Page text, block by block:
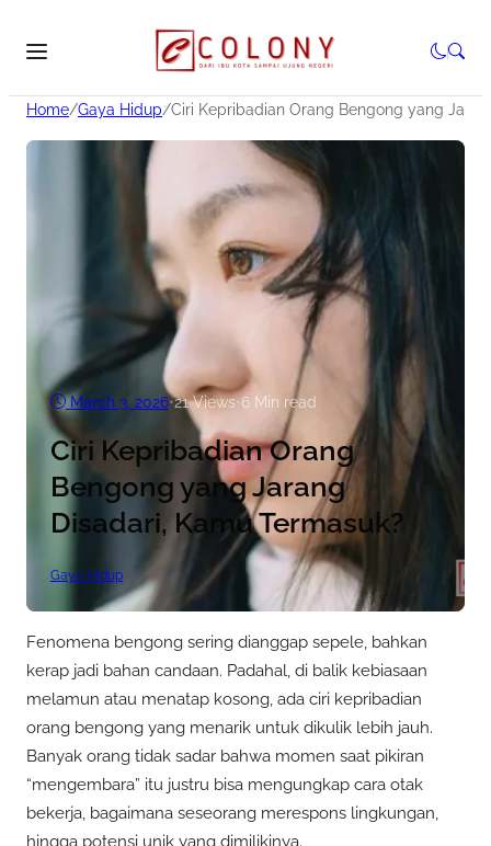
Home/Gaya Hidup/Ciri Kepribadian Orang Bengong yang
March 3, 2026•21Views•6 Min read
Ciri Kepribadian Orang
Bengong yang Jarang
Disadari, Kamu Termasuk?
Gaya Hidup
Fenomena bengong sering dianggap sepele, bahkan
kerap jadi bahan candaan. Padahal, di balik kebiasaan
melamun atau menatap kosong, ada ciri kepribadian
orang bengong yang menarik untuk dikulik lebih jauh.
Banyak orang tidak sadar bahwa momen saat pikiran
“mengembara” itu justru bisa mengungkap cara otak
bekerja, bagaimana seseorang merespons lingkungan,
hingga potensi unik yang dimilikinya.